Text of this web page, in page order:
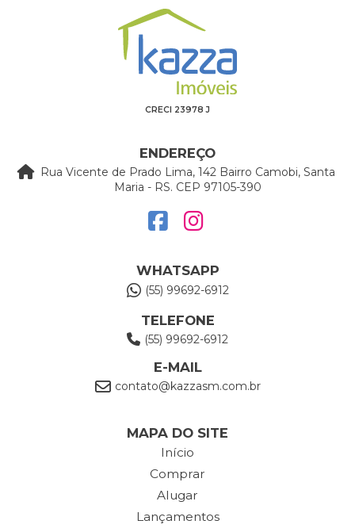
CRECI 23978 J
ENDEREÇO
Rua Vicente de Prado Lima, 142 Bairro Camobi, Santa
Maria - RS. CEP 97105-390
WHATSAPP
(55) 99692-6912
TELEFONE
(55) 99692-6912
E-MAIL
contato@kazzasm.com.br
MAPA DO SITE
Início
Comprar
Alugar
Lançamentos